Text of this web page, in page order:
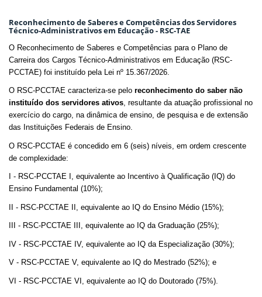
Reconhecimento de Saberes e Competências dos Servidores
Técnico-Administrativos em Educação - RSC-TAE
O Reconhecimento de Saberes e Competências para o Plano de
Carreira dos Cargos Técnico-Administrativos em Educação (RSC-
PCCTAE) foi instituído pela Lei nº 15.367/2026.
O RSC-PCCTAE caracteriza-se pelo reconhecimento do saber não
instituído dos servidores ativos, resultante da atuação profissional no
exercício do cargo, na dinâmica de ensino, de pesquisa e de extensão
das Instituições Federais de Ensino.
O RSC-PCCTAE é concedido em 6 (seis) níveis, em ordem crescente
de complexidade:
I - RSC-PCCTAE I, equivalente ao Incentivo à Qualificação (IQ) do
Ensino Fundamental (10%);
II - RSC-PCCTAE II, equivalente ao IQ do Ensino Médio (15%);
III - RSC-PCCTAE III, equivalente ao IQ da Graduação (25%);
IV - RSC-PCCTAE IV, equivalente ao IQ da Especialização (30%);
V - RSC-PCCTAE V, equivalente ao IQ do Mestrado (52%); e
VI - RSC-PCCTAE VI, equivalente ao IQ do Doutorado (75%).